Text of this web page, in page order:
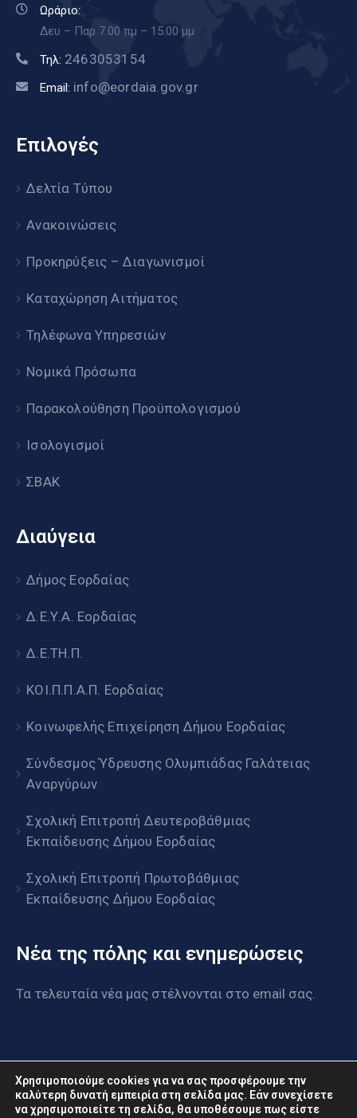
Ωράριο:
Δευ – Παρ 7.00 πμ – 15.00 μμ
Τηλ: 2463053154
Email: info@eordaia.gov.gr
Επιλογές
Δελτία Τύπου
Ανακοινώσεις
Προκηρύξεις – Διαγωνισμοί
Καταχώρηση Αιτήματος
Τηλέφωνα Υπηρεσιών
Νομικά Πρόσωπα
Παρακολούθηση Προϋπολογισμού
Ισολογισμοί
ΣΒΑΚ
Διαύγεια
Δήμος Εορδαίας
Δ.Ε.Υ.Α. Εορδαίας
Δ.Ε.ΤΗ.Π.
ΚΟΙ.Π.Π.Α.Π. Εορδαίας
Κοινωφελής Επιχείρηση Δήμου Εορδαίας
Σύνδεσμος Ύδρευσης Ολυμπιάδας Γαλάτειας
Αναργύρων
Σχολική Επιτροπή Δευτεροβάθμιας
Εκπαίδευσης Δήμου Εορδαίας
Σχολική Επιτροπή Πρωτοβάθμιας
Εκπαίδευσης Δήμου Εορδαίας
Νέα της πόλης και ενημερώσεις
Τα τελευταία νέα μας στέλνονται στο email σας.
Χρησιμοποιούμε cookies για να σας προσφέρουμε την
καλύτερη δυνατή εμπειρία στη σελίδα μας. Εάν συνεχίσετε
να χρησιμοποιείτε τη σελίδα, θα υποθέσουμε πως είστε